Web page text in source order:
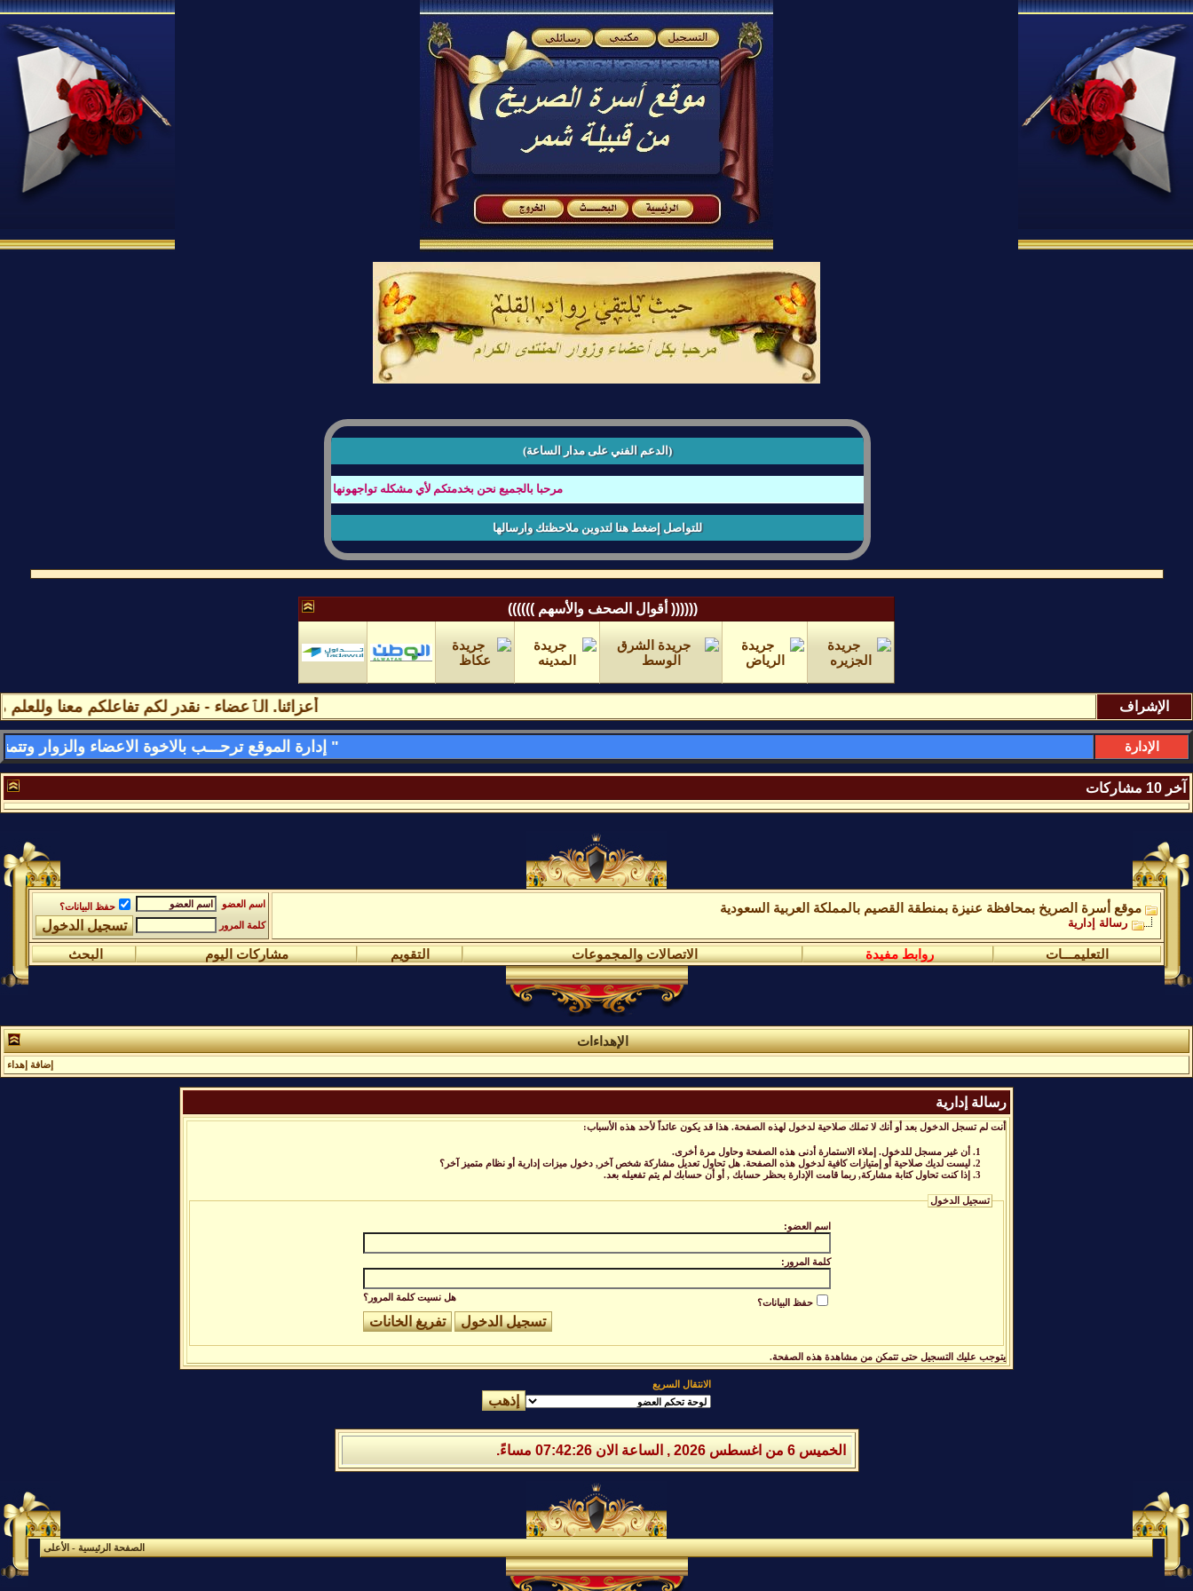
(الدعم الفني على مدار الساعة)
مرحبا بالجميع نحن بخدمتكم لأي مشكله تواجهونها بتصفح المنتدى او عند كتابة الردود أو أي أستفسار
للتواصل إضغط هنا لتدوين ملاحظتك وارسالها
(((((( أقوال الصحف والأسهم ))))))
أعزائنا. الٱعضاء - نقدر لكم تفاعلكم معنا وللعلم الإشراف
الإدارة
آخر 10 مشاركات
موقع أسرة الصريخ بمحافظة عنيزة بمنطقة القصيم بالمملكة العربية السعودية
رسالة إدارية
اسم العضو
حفظ البيانات؟
كلمة المرور
التعليمـــات روابط مفيدة الاتصالات والمجموعات التقويم مشاركات اليوم البحث
الإهداءات
إضافة إهداء
رسالة إدارية
أنت لم تسجل الدخول بعد أو أنك لا تملك صلاحية لدخول لهذه الصفحة. هذا قد يكون عائداً لأحد هذه الأسباب:
أن غير مسجل للدخول. إملاء الاستمارة أدنى هذه الصفحة وحاول مرة أخرى.
ليست لديك صلاحية أو إمتيازات كافية لدخول هذه الصفحة. هل تحاول تعديل مشاركة شخص آخر, دخول ميزات إدارية أو نظام متميز آخر؟
إذا كنت تحاول كتابة مشاركة, ربما قامت الإدارة بحظر حسابك , أو أن حسابك لم يتم تفعيله بعد.
تسجيل الدخول
اسم العضو:
كلمة المرور:
هل نسيت كلمة المرور؟ حفظ البيانات؟
يتوجب عليك التسجيل حتى تتمكن من مشاهدة هذه الصفحة.
الانتقال السريع
الخميس 6 من اغسطس 2026 , الساعة الان 07:42:26 مساءً.
الصفحة الرئيسية-الأعلى